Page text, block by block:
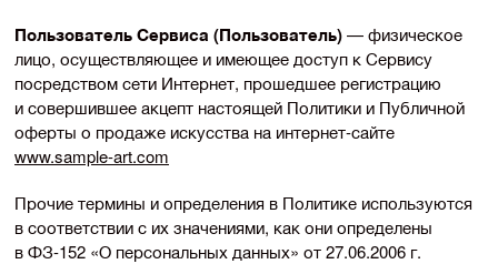
Пользователь Сервиса (Пользователь)— физическое
лицо, осуществляющее и имеющее доступ к Сервису
посредством сети Интернет, прошедшее регистрацию
и совершившее акцепт настоящей Политики и Публичной
оферты о продаже искусства на интернет-сайте
www.sample-art.com
Прочие термины и определения в Политике используются
в соответствии с их значениями, как они определены
вФЗ-152 «О персональных данных» от27.06.2006 г.